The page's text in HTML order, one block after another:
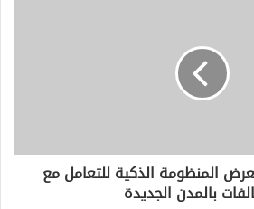
المنظومة الذكية للتعامل مع
بالمدن الجديدة